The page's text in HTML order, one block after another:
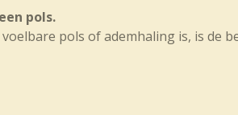
pols.
pols of ademhaling is, is de